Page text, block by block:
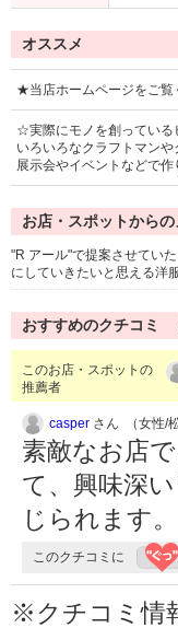
オススメ
★当店ホームページをご覧
☆実際にモノを創っている
いろいろなクラフトマンや
展示会やイベントなどで作
お店・スポットから
"R アール"で提案させてい
にしていきたいと思える洋
おすすめのクチコミ
このお店・スポットの
推薦者
casper さん （女性/
素敵なお店
て、興味深
じられます。
このクチコミに
※クチコミ情